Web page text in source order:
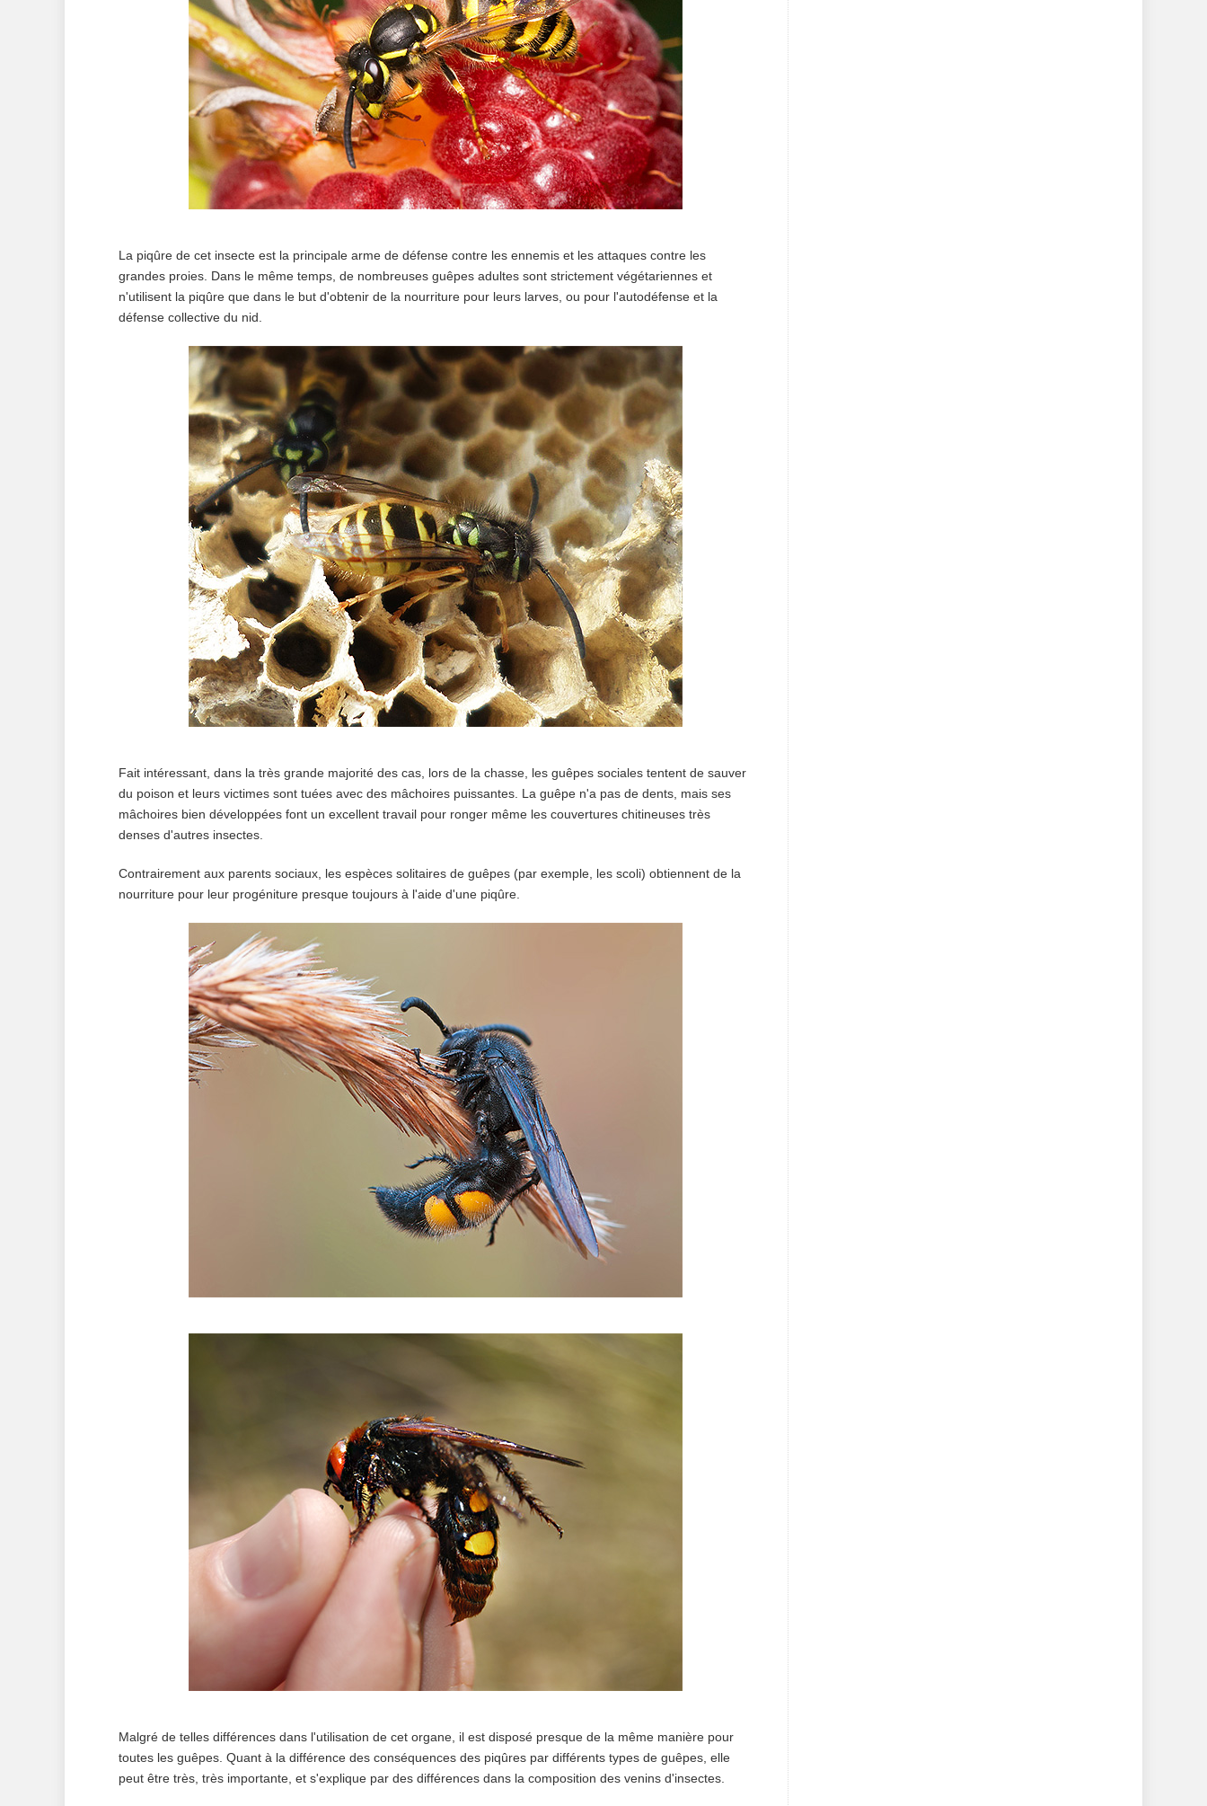
La piqûre de cet insecte est la principale arme de défense contre les ennemis et les attaques contre les
grandes proies. Dans le même temps, de nombreuses guêpes adultes sont strictement végétariennes et
n'utilisent la piqûre que dans le but d'obtenir de la nourriture pour leurs larves, ou pour l'autodéfense et la
défense collective du nid.
Fait intéressant, dans la très grande majorité des cas, lors de la chasse, les guêpes sociales tentent de sauver
du poison et leurs victimes sont tuées avec des mâchoires puissantes. La guêpe n'a pas de dents, mais ses
mâchoires bien développées font un excellent travail pour ronger même les couvertures chitineuses très
denses d'autres insectes.
Contrairement aux parents sociaux, les espèces solitaires de guêpes (par exemple, les scoli) obtiennent de la
nourriture pour leur progéniture presque toujours à l'aide d'une piqûre.
Malgré de telles différences dans l'utilisation de cet organe, il est disposé presque de la même manière pour
toutes les guêpes. Quant à la différence des conséquences des piqûres par différents types de guêpes, elle
peut être très, très importante, et s'explique par des différences dans la composition des venins d'insectes.